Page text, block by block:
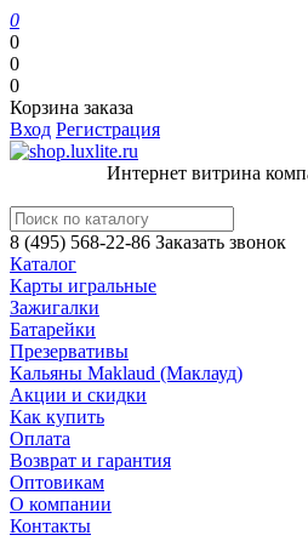
0
0
0
0
Корзина заказа
Вход Регистрация
Интернет витрина
8 (495) 568-22-86 Заказать звонок
Каталог
Карты игральные
Зажигалки
Батарейки
Презервативы
Кальяны Maklaud (Маклауд)
Акции и скидки
Как купить
Оплата
Возврат и гарантия
Оптовикам
О компании
Контакты